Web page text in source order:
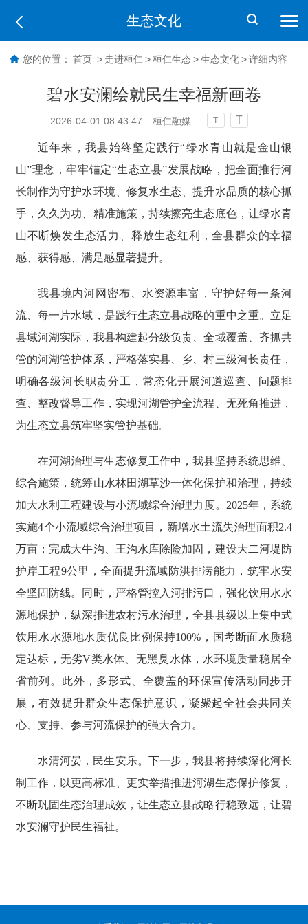
生态文化
您的位置： 首页 > 走进桓仁 > 桓仁生态 > 生态文化 > 详细内容
碧水安澜绘就民生幸福新画卷
2026-04-01 08:43:47 桓仁融媒 T T
近年来，我县始终坚定践行“绿水青山就是金山银
山”理念，牢牢锚定“生态立县”发展战略，把全面推行河
长制作为守护水环境、修复水生态、提升水品质的核心抓
手，久久为功、精准施策，持续擦亮生态底色，让绿水青
山不断焕发生态活力、释放生态红利，全县群众的幸福
感、获得感、满足感显著提升。
我县境内河网密布、水资源丰富，守护好每一条河
流、每一片水域，是践行生态立县战略的重中之重。立足
县域河湖实际，我县构建起分级负责、全域覆盖、齐抓共
管的河湖管护体系，严格落实县、乡、村三级河长责任，
明确各级河长职责分工，常态化开展河道巡查、问题排
查、整改督导工作，实现河湖管护全流程、无死角推进，
为生态立县筑牢坚实管护基础。
在河湖治理与生态修复工作中，我县坚持系统思维、
综合施策，统筹山水林田湖草沙一体化保护和治理，持续
加大水利工程建设与小流域综合治理力度。2025年，系统
实施4个小流域综合治理项目，新增水土流失治理面积2.4
万亩；完成大牛沟、王沟水库除险加固，建设大二河堤防
护岸工程9公里，全面提升流域防洪排涝能力，筑牢水安
全坚固防线。同时，严格管控入河排污口，强化饮用水水
源地保护，纵深推进农村污水治理，全县县级以上集中式
饮用水水源地水质优良比例保持100%，国考断面水质稳
定达标，无劣V类水体、无黑臭水体，水环境质量稳居全
省前列。此外，多形式、全覆盖的环保宣传活动同步开
展，有效提升群众生态保护意识，凝聚起全社会共同关
心、支持、参与河流保护的强大合力。
水清河晏，民生安乐。下一步，我县将持续深化河长
制工作，以更高标准、更实举措推进河湖生态保护修复，
不断巩固生态治理成效，让生态立县战略行稳致远，让碧
水安澜守护民生福祉。